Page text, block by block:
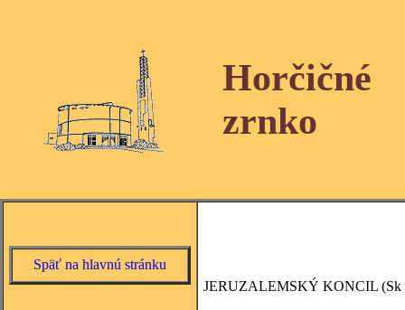
Horčičné
zrnko
Späť na hlavnú stránku
JERUZALEMSKÝ KONCIL (Sk